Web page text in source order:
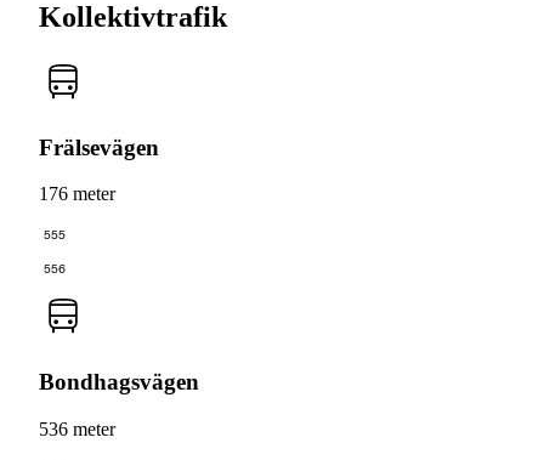
Kollektivtrafik
Frälsevägen
176 meter
555
556
Bondhagsvägen
536 meter